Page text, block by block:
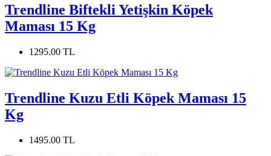
Trendline Biftekli Yetişkin Köpek
Maması 15 Kg
1295.00 TL
Trendline Kuzu Etli Köpek Maması 15
Kg
1495.00 TL